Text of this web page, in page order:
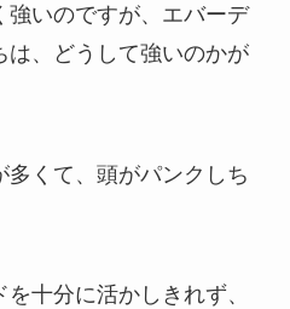
強いのですが、エバーデ
は、どうして強いのかが
多くて、頭がパンクしち
十分に活かしきれず、